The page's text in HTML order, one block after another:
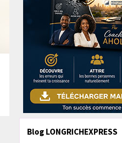
Blog LONGRICHEXPRESS